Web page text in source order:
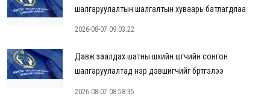
шалгаруулалтын шалгалтын хуваарь батлагдлаа
2026-08-07 09:03:22
Давж заалдах шатны шүүхийн шүүгчийн сонгон
шалгаруулалтад нэр дэвшигчийг бүртгэлээ
2026-08-07 08:58:35